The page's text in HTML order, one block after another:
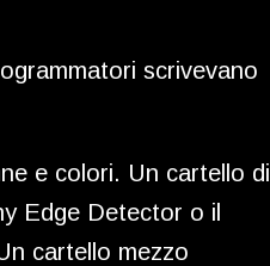
scrivevano
e colori. Un cartello di
Edge Detector o il
cartello mezzo